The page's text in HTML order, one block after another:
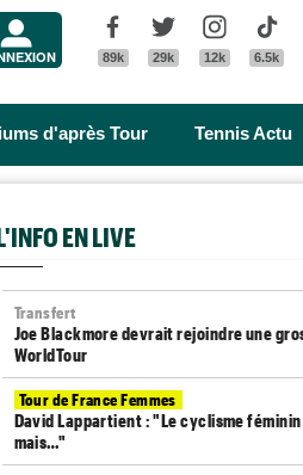
Facebook
89k
Twitter
29k
Instagram
12k 6.5k
d'après Tour Tennis Actu
EN LIVE
Transfert
Joe Blackmore devrait rejoindre une
WorldTour
Tour de France Femmes
David Lappartient : "Le cyclisme féminin
mais…"